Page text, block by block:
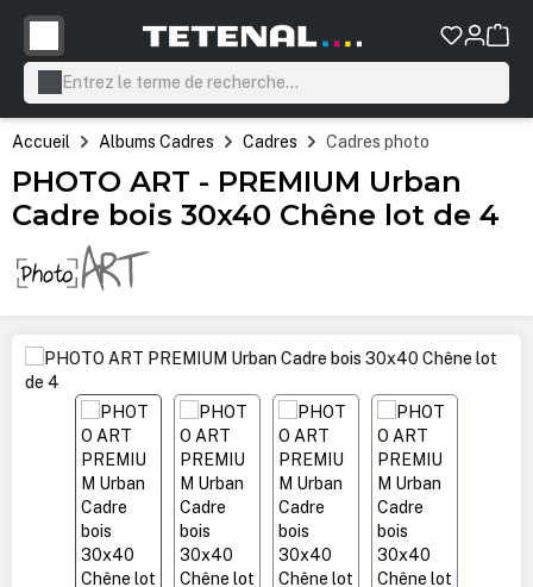
principal
Accueil Albums Cadres Cadres Cadres photo
PHOTO ART - PREMIUM Urban
Cadre bois 30x40 Chêne lot de 4
Ignorer la galerie d'images